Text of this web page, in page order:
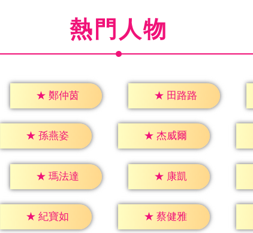
熱門人物
★ 鄭仲茵 ★ 田路路
★ 孫燕姿 ★ 杰威爾
★ 瑪法達 ★ 康凱
★ 紀寶如 ★ 蔡健雅